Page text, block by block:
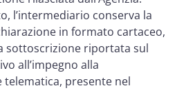
l’intermediario conserva la
in formato cartaceo,
sottoscrizione riportata sul
all’impegno alla
telematica, presente nel